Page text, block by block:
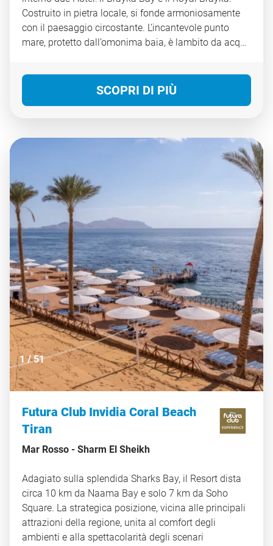
Costruito in pietra locale, si fonde armoniosamente
con il paesaggio circostante. L’incantevole punto
mare, protetto dall’omonima baia, è lambito da acque
acquario naturale con variopinti coralli e pesci di ogni
tipo. Un vero paradiso per gli amanti della natura e
delle immersioni subacquee.
SCOPRI DI PIÙ
1 /51
Futura Club Invidia Coral Beach
Tiran
Mar Rosso - Sharm El Sheikh
Adagiato sulla splendida Sharks Bay, il Resort dista
circa 10 km da Naama Bay e solo 7 km da Soho
Square. La strategica posizione, vicina alle principali
attrazioni della regione, unita al comfort degli
ambienti e alla spettacolarità degli scenari